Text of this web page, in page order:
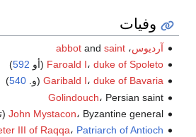
وفيات
آرديوس، abbotand saint
Faroald I، duke of Spoleto (أو 592
)
Garibald I، duke of Bavaria (و.540
)
Golindouch، Persian saint
John Mystacon، Byzantine general (تاريخ تقريبي)
III of Raqqa، Patriarch of Antioch